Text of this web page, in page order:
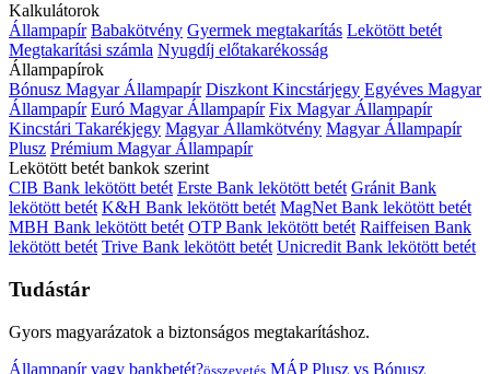
Kalkulátorok
Állampapír Babakötvény Gyermek megtakarítás Lekötött betét
Megtakarítási számla Nyugdíj előtakarékosság
Állampapírok
Bónusz Magyar Állampapír Diszkont Kincstárjegy Egyéves Magyar
Állampapír Euró Magyar Állampapír Fix Magyar Állampapír
Kincstári Takarékjegy Magyar Államkötvény Magyar Állampapír
Plusz Prémium Magyar Állampapír
Lekötött betét bankok szerint
CIB Bank lekötött betét Erste Bank lekötött betét Gránit Bank
lekötött betét K&H Bank lekötött betét MagNet Bank lekötött betét
MBH Bank lekötött betét OTP Bank lekötött betét Raiffeisen Bank
lekötött betét Trive Bank lekötött betét Unicredit Bank lekötött betét
Tudástár
Gyors magyarázatok a biztonságos megtakarításhoz.
Állampapír vagy bankbetét?összevetés MÁP Plusz vs Bónusz